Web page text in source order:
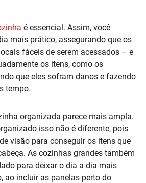
é essencial. Assim, você
mais prático, assegurando que os
fáceis de serem acessados – e
os itens, como os
que eles sofram danos e fazendo
tempo.
organizada parece mais ampla.
isso não é diferente, pois
visão para conseguir os itens que
As cozinhas grandes também
para deixar o dia a dia mais
ao incluir as panelas perto do